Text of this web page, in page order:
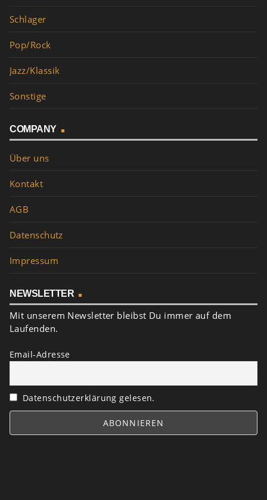
Schlager
Pop/Rock
Jazz/Klassik
Sonstige
COMPANY
Über uns
Kontakt
AGB
Datenschutz
Impressum
NEWSLETTER
Mit unserem Newsletter bleibst Du immer auf dem
Laufenden.
Email-Adresse
Datenschutzerklärung gelesen.